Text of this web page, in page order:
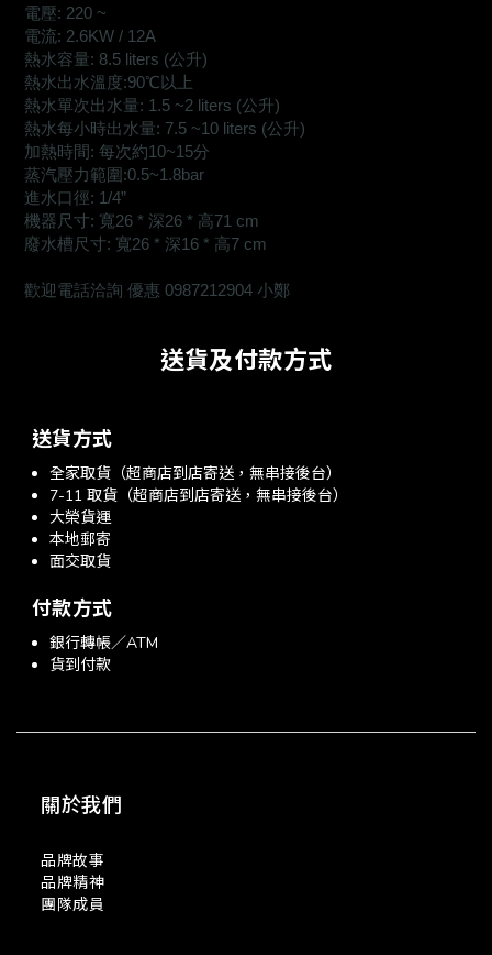
電壓: 220 ~
電流: 2.6KW / 12A
熱水容量: 8.5 liters (公升)
熱水出水溫度:90℃以上
熱水單次出水量: 1.5 ~2 liters (公升)
熱水每小時出水量: 7.5 ~10 liters (公升)
加熱時間: 每次約10~15分
蒸汽壓力範圍:0.5~1.8bar
進水口徑: 1/4”
機器尺寸: 寬26 * 深26 * 高71 cm
廢水槽尺寸: 寬26 * 深16 * 高7 cm
歡迎電話洽詢 優惠 0987212904 小鄭
送貨及付款方式
送貨方式
全家取貨（超商店到店寄送，無串接後台）
7-11 取貨（超商店到店寄送，無串接後台）
大榮貨運
本地郵寄
面交取貨
付款方式
銀行轉帳／ATM
貨到付款
關於我們
品牌故事
品牌精神
團隊成員